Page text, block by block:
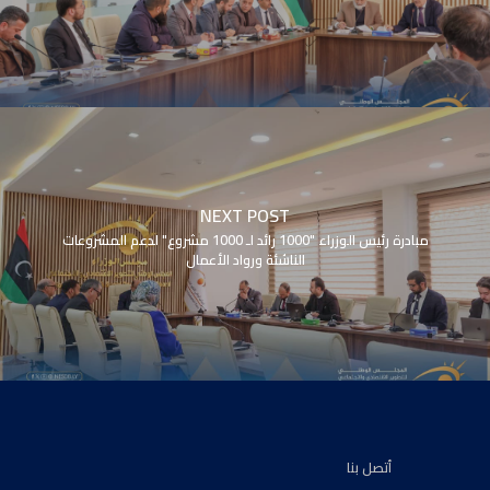
NEXT POST
مبادرة رئيس الوزراء "1000 رائد لـ 1000 مشروع" لدعم المشروعات
الناشئة ورواد الأعمال
أتصل بنا